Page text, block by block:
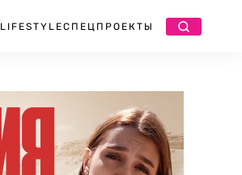
LIFESTYLEСПЕЦПРОЕКТЫ